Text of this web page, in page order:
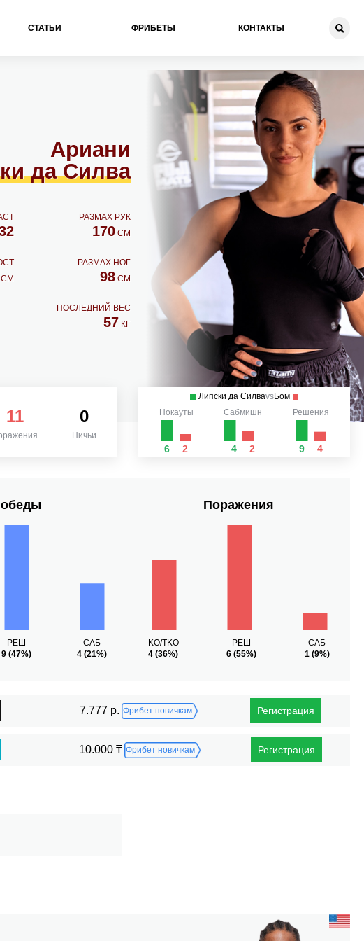
СТАТЬИ ФРИБЕТЫ КОНТАКТЫ
Ариани
да Силва
РАЗМАХ РУК
170СМ
СМ
РАЗМАХ НОГ
98СМ
ПОСЛЕДНИЙ ВЕС
57 КГ
11 0
Ничьи
Липски да СилваvsБом
Нокауты
6 2
Сабмишн
4 2
Решения
9 4
РЕШ
9 (47%)
САБ
4 (21%)
Поражения
KO/TKO
4 (36%)
РЕШ
6 (55%)
САБ
1(9%)
7.777 р. Фрибет новичкам Регистрация
10.000 ₸ Фрибет новичкам Регистрация